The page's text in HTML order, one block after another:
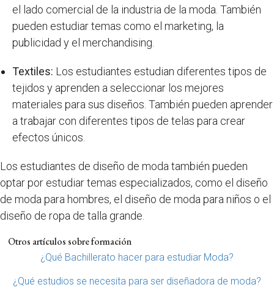
el lado comercial de la industria de la moda. También
pueden estudiar temas como el marketing, la
publicidad y el merchandising.
Textiles: Los estudiantes estudian diferentes tipos de
tejidos y aprenden a seleccionar los mejores
materiales para sus diseños. También pueden aprender
a trabajar con diferentes tipos de telas para crear
efectos únicos.
Los estudiantes de diseño de moda también pueden
optar por estudiar temas especializados, como el diseño
de moda para hombres, el diseño de moda para niños o el
diseño de ropa de talla grande.
Otros artículos sobre formación
¿Qué Bachillerato hacer para estudiar Moda?
¿Qué estudios se necesita para ser diseñadora de moda?